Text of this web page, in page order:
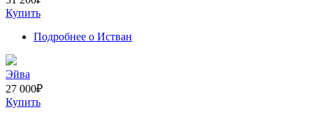
Купить
Подробнее о Истван
Эйва
27 000₽
Купить